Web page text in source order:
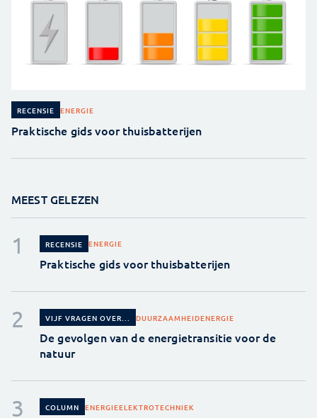
RECENSIE ENERGIE
Praktische gids voor thuisbatterijen
MEEST GELEZEN
RECENSIE ENERGIE
Praktische gids voor thuisbatterijen
VIJF VRAGEN OVER... DUURZAAMHEIDENERGIE
De gevolgen van de energietransitie voor de
natuur
COLUMN ENERGIEELEKTROTECHNIEK